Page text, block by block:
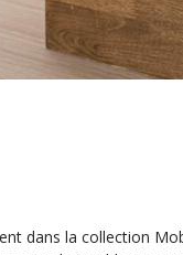
dans la collection